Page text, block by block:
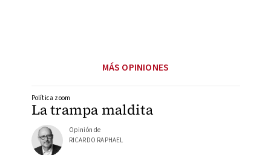
MÁS OPINIONES
La trampa maldita
Política zoom
Opinión de
RICARDO RAPHAEL